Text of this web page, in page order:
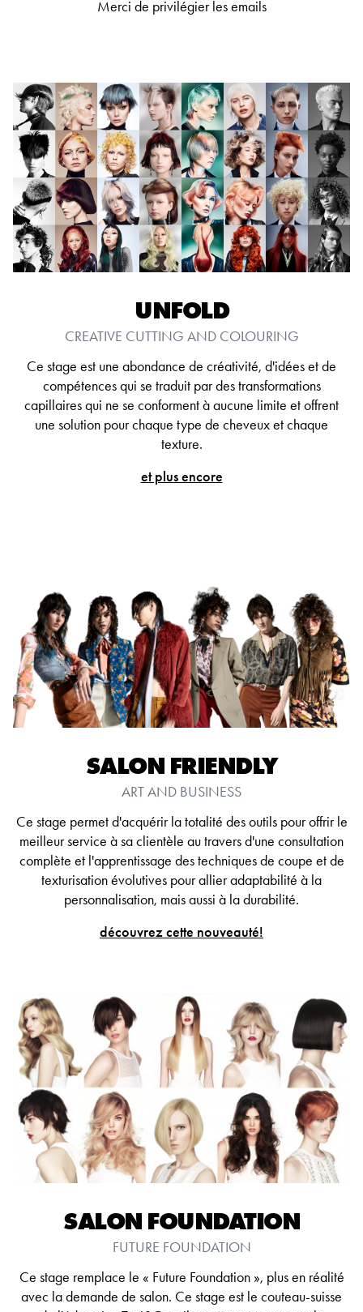
Merci de privilégier les emails
UNFOLD
CREATIVE CUTTING AND COLOURING
Ce stage est une abondance de créativité, d'idées et de
compétences qui se traduit par des transformations
capillaires qui ne se conforment à aucune limite et offrent
une solution pour chaque type de cheveux et chaque
texture.
et plus encore
SALON FRIENDLY
ART AND BUSINESS
Ce stage permet d'acquérir la totalité des outils pour offrir le
meilleur service à sa clientèle au travers d'une consultation
complète et l'apprentissage des techniques de coupe et de
texturisation évolutives pour allier adaptabilité à la
personnalisation, mais aussi à la durabilité.
découvrez cette nouveauté!
SALON FOUNDATION
FUTURE FOUNDATION
Ce stage remplace le « Future Foundation », plus en réalité
avec la demande de salon. Ce stage est le couteau-suisse